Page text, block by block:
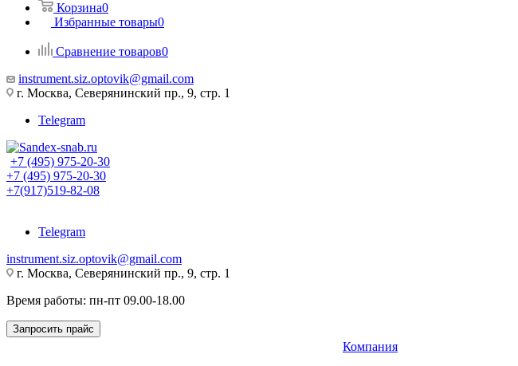
Корзина0
Избранные товары0
Сравнение товаров0
instrument.siz.optovik@gmail.com
г. Москва, Северянинский пр., 9, стр. 1
Telegram
+7 (495) 975-20-30
+7 (495) 975-20-30
+7(917)519-82-08
Telegram
instrument.siz.optovik@gmail.com
г. Москва, Северянинский пр., 9, стр. 1
Время работы: пн-пт 09.00-18.00
Запросить прайс
Компания